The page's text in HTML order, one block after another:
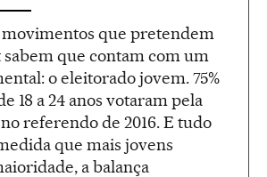
que pretendem
que contam com um
o eleitorado jovem. 75%
18 a 24 anos votaram pela
referendo de 2016. E tudo
que mais jovens
a balança